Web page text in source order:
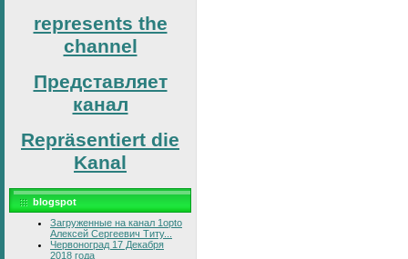
represents the
channel
Представляет
канал
Repräsentiert die
Kanal
blogspot
Загруженные на канал 1opto
Алексей Сергеевич Титу...
Червоноград 17 Декабря
2018 года